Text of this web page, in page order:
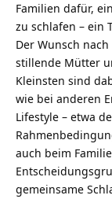
Familien dafür, ein
zu schlafen – ein
Der Wunsch
stillende Mütter
Kleinsten sind
wie bei anderen
Lifestyle – etwa
auch beim
gemeinsame